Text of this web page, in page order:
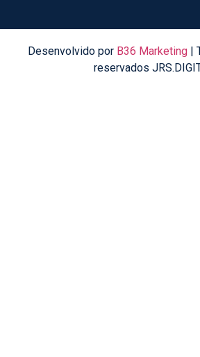
Desenvolvido por B36 Marketing|
reservados